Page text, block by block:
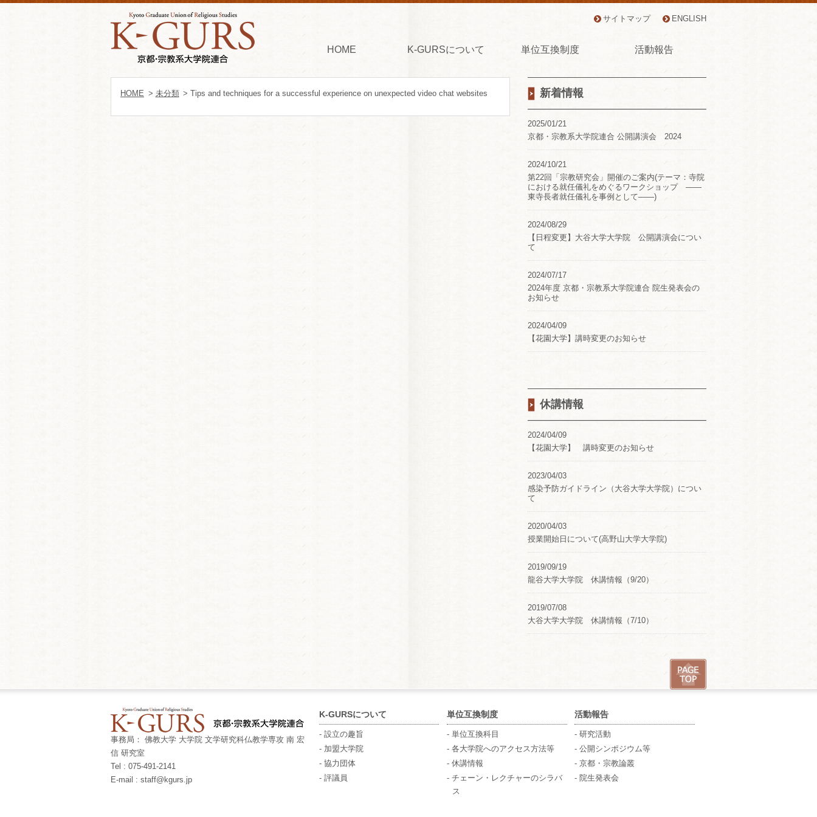
サイトマップ ENGLISH
HOME K-GURSについて 単位互換制度 活動報告
新着情報
2025/01/21
京都・宗教系大学院連合 公開講演会 2024
2024/10/21
第22回「宗教研究会」開催のご案内(テーマ：寺院
における就任儀礼をめぐるワークショップ ――
東寺長者就任儀礼を事例として――)
2024/08/29
【日程変更】大谷大学大学院 公開講演会につい
て
2024/07/17
2024年度 京都・宗教系大学院連合 院生発表会の
お知らせ
2024/04/09
【花園大学】講時変更のお知らせ
休講情報
2024/04/09
【花園大学】 講時変更のお知らせ
2023/04/03
感染予防ガイドライン（大谷大学大学院）につい
て
2020/04/03
授業開始日について(高野山大学大学院)
2019/09/19
龍谷大学大学院 休講情報（9/20）
2019/07/08
大谷大学大学院 休講情報（7/10）
HOME > 未分類 > Tips and techniques for a successful experience on unexpected video chat websites
事務局： 佛教大学 大学院 文学研究科仏教学専攻 南 宏
信 研究室
Tel : 075-491-2141
E-mail : staff@kgurs.jp
K-GURSについて
- 設立の趣旨
- 加盟大学院
- 協力団体
- 評議員
単位互換制度
- 単位互換科目
- 各大学院へのアクセス方法等
- 休講情報
- チェーン・レクチャーのシラバ
ス
活動報告
- 研究活動
- 公開シンポジウム等
- 京都・宗教論叢
- 院生発表会